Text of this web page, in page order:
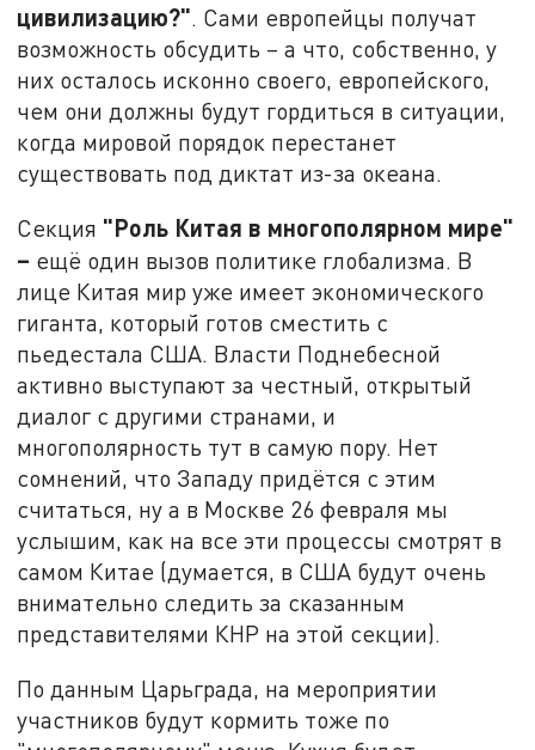
цивилизацию?". Сами европейцы получат
возможность обсудить – а что, собственно, у
них осталось исконно своего, европейского,
чем они должны будут гордиться в ситуации,
когда мировой порядок перестанет
существовать под диктат из-за океана.
Секция "Роль Китая в многополярном мире"
– ещё один вызов политике глобализма. В
лице Китая мир уже имеет экономического
гиганта, который готов сместить с
пьедестала США. Власти Поднебесной
активно выступают за честный, открытый
диалог с другими странами, и
многополярность тут в самую пору. Нет
сомнений, что Западу придётся с этим
считаться, ну а в Москве 26 февраля мы
услышим, как на все эти процессы смотрят в
самом Китае (думается, в США будут очень
внимательно следить за сказанным
представителями КНР на этой секции).
По данным Царьграда, на мероприятии
участников будут кормить тоже по